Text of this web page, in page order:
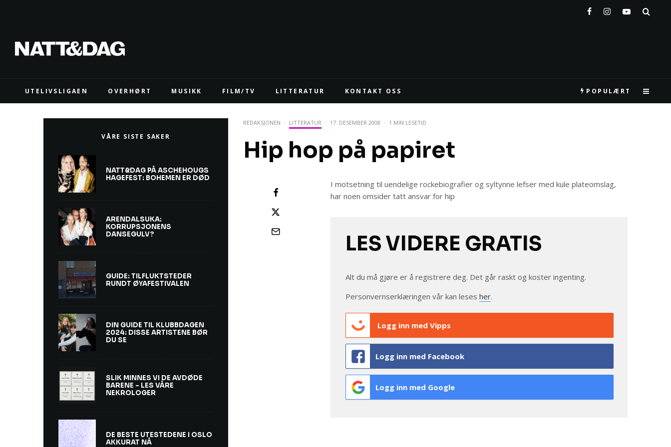
UTELIVSLIGAEN OVERHØRT MUSIKK FILM/TV LITTERATUR KONTAKT OSS POPULÆRT
REDAKSJONEN · LITTERATUR · 17. DESEMBER 2008 · 1 MIN LESETID
Hip hop på papiret
I motsetning til uendelige rockebiografier og syltynne lefser med kule plateomslag,
har noen omsider tatt ansvar for hip
LES VIDERE GRATIS
Alt du må gjøre er å registrere deg. Det går raskt og koster ingenting.
Personvernserklæringen vår kan leses her.
Logg inn med Vipps
Logg inn med Facebook
Logg inn med Google
VÅRE SISTE SAKER
NATT&DAG PÅ ASCHEHOUGS
HAGEFEST: BOHEMEN ER DØD
ARENDALSUKA:
KORRUPSJONENS
DANSEGULV?
GUIDE: TILFLUKTSTEDER
RUNDT ØYAFESTIVALEN
DIN GUIDE TIL KLUBBDAGEN
2024: DISSE ARTISTENE BØR
DU SE
SLIK MINNES VI DE AVDØDE
BARENE – LES VÅRE
NEKROLOGER
DE BESTE UTESTEDENE I OSLO
AKKURAT NÅ